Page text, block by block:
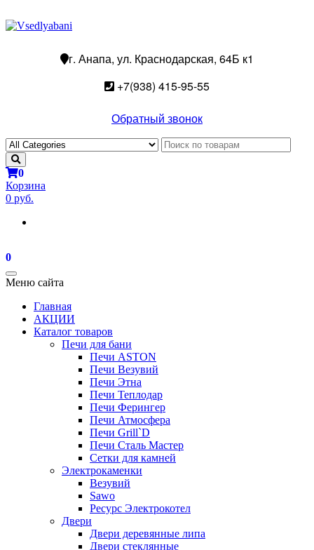
г. Анапа, ул. Краснодарская, 64Б к1
+7(938) 415-95-55
Обратный звонок
0
Корзина
0 руб.
0
Toggle
navigation
Меню сайта
Главная
АКЦИИ
Каталог товаров
Печи для бани
Печи ASTON
Печи Везувий
Печи Этна
Печи Теплодар
Печи Ферингер
Печи Атмосфера
Печи Grill`D
Печи Сталь Мастер
Сетки для камней
Электрокаменки
Везувий
Sawo
Ресурс Электрокотел
Двери
Двери деревянные липа
Двери стеклянные